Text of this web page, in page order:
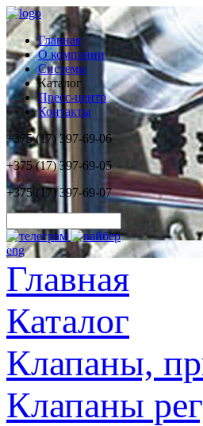
Главная
О компании
Системы
Каталог
Пресс-центр
Контакты
+375 (17) 397-69-06
+375 (17) 397-69-05
+375 (17) 397-69-07
eng
Главная
Каталог
Клапаны,
Клапаны